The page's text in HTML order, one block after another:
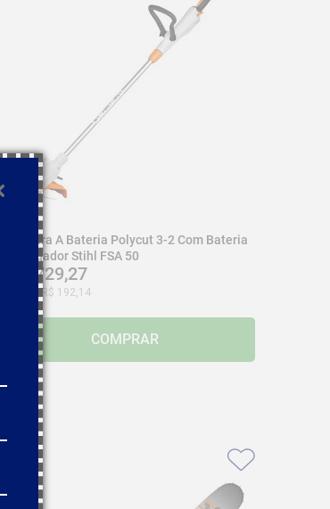
Roçadeira A Bateria Polycut 3-2 Com Bateria
E Carregador Stihl FSA 50
729,27
R$ 192,14
COMPRAR